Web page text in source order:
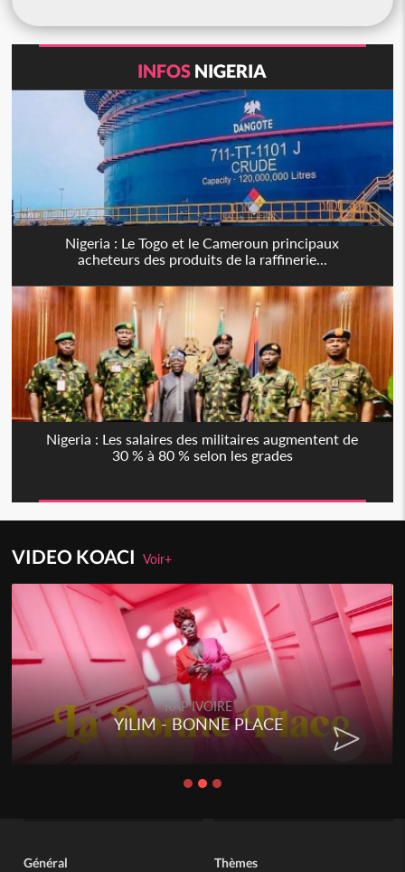
INFOS NIGERIA
Nigeria : Le Togo et le Cameroun principaux
acheteurs des produits de la raffinerie...
Nigeria : Les salaires des militaires augmentent de
30 % à 80 % selon les grades
VIDEO KOACIVoir+
RAP IVOIRE
YILIM - BONNE PLACE
Général Thèmes